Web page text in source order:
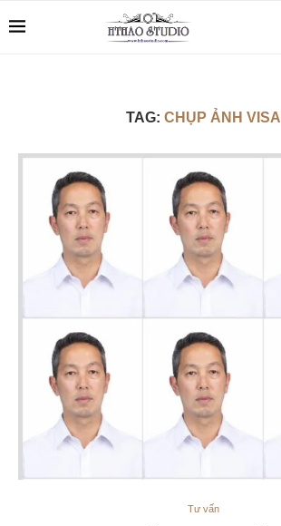
TAG: CHỤP ẢNH VISA
Tư vấn